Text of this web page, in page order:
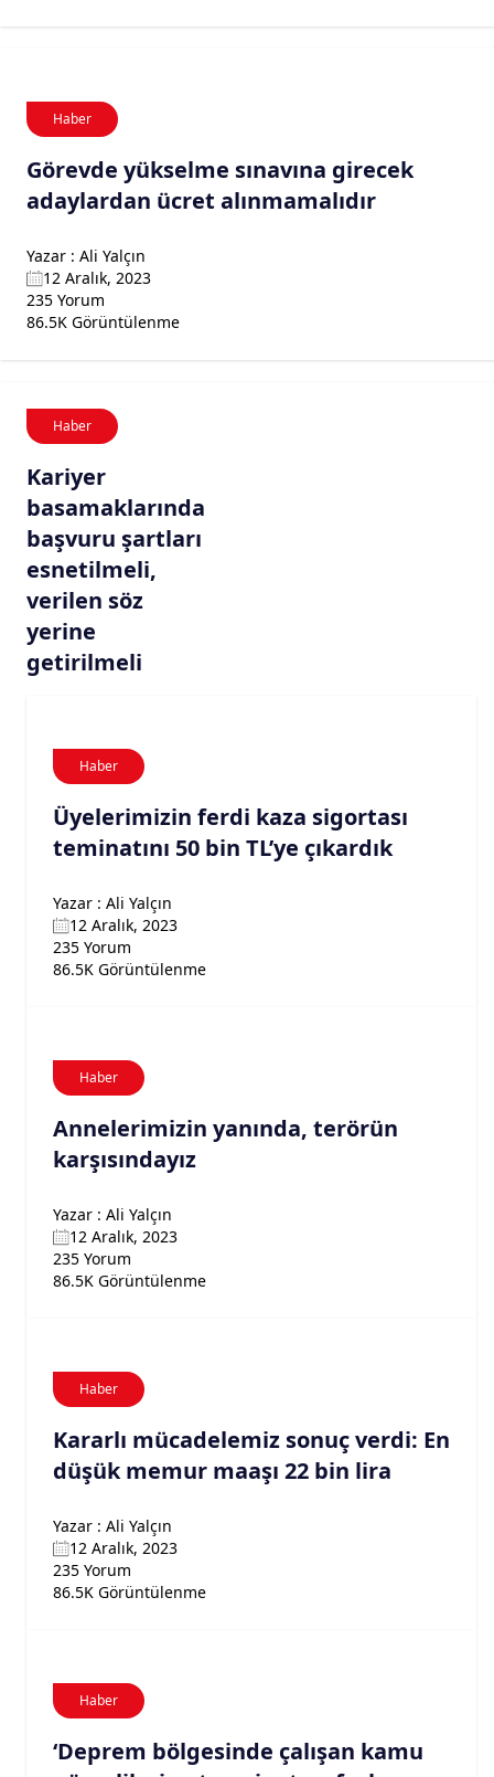
Haber
Görevde yükselme sınavına girecek
adaylardan ücret alınmamalıdır
Yazar : Ali Yalçın
12 Aralık, 2023
235 Yorum
86.5K Görüntülenme
Haber
Kariyer
basamaklarında
başvuru şartları
esnetilmeli,
verilen söz
yerine
getirilmeli
Haber
Üyelerimizin ferdi kaza sigortası
teminatını 50 bin TL’ye çıkardık
Yazar : Ali Yalçın
12 Aralık, 2023
235 Yorum
86.5K Görüntülenme
Haber
Annelerimizin yanında, terörün
karşısındayız
Yazar : Ali Yalçın
12 Aralık, 2023
235 Yorum
86.5K Görüntülenme
Haber
Kararlı mücadelemiz sonuç verdi: En
düşük memur maaşı 22 bin lira
Yazar : Ali Yalçın
12 Aralık, 2023
235 Yorum
86.5K Görüntülenme
Haber
‘Deprem bölgesinde çalışan kamu